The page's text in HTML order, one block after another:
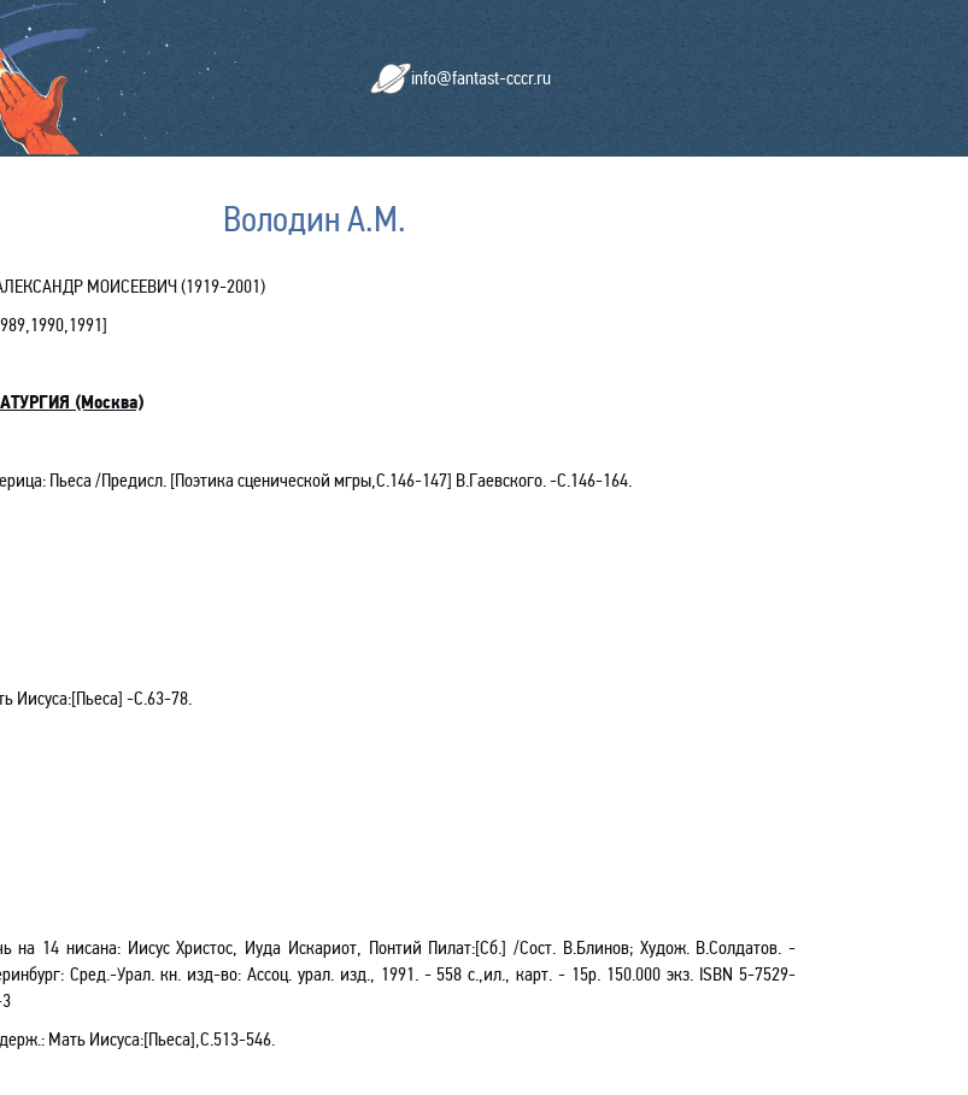
info@fantast-cccr.ru
Володин А.М.
МОИСЕЕВИЧ (1919-2001)
]
(Москва)
Пьеса /Предисл. [Поэтика сценической мгры,С.146-147] В.Гаевского. -С.146-164.
Иисуса:[Пьеса] -C.63-78.
на 14 нисана: Иисус Христос, Иуда Искариот, Понтий Пилат:[Сб.] /Сост. В.Блинов; Худож. В.Солдатов. -
Сред.-Урал. кн. изд-во: Ассоц. урал. изд., 1991. - 558 с.,ил., карт. - 15р. 150.000 экз. ISBN 5-7529-
: Мать Иисуса:[Пьеса],С.513-546.